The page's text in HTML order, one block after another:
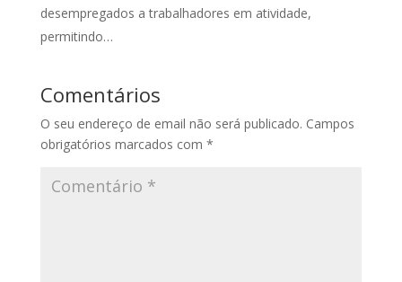
desempregados a trabalhadores em atividade,
permitindo…
Comentários
O seu endereço de email não será publicado. Campos
obrigatórios marcados com *